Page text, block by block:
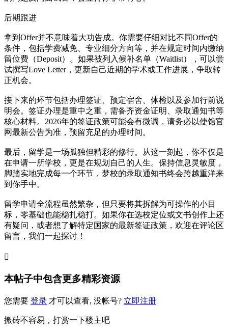
后期跟进
拿到Offer并不意味着大功告成。你需要仔细对比不同Offer的
条件，包括学费减免、专业细分方向等，并在规定时间内缴纳
留位费（Deposit）。如果被列入候补名单（Waitlist），可以尝
试撰写Love Letter，更新自己近期的学术或工作进展，争取转
正机会。
接下来的环节包括办理签证、预定宿舍、体检以及参加行前说
明会。签证办理是重中之重，需备齐资金证明、录取通知书等
核心材料。2026年的签证政策可能会有微调，请务必以使馆官
网最新公告为准，预留充足的办理时间。
最后，留学是一场孤独但精彩的修行。从这一刻起，你不仅是
在申请一所学校，更是在规划自己的人生。保持信息灵敏度，
脚踏实地完成每一个环节，梦校的录取通知书终会跨越重洋来
到你手中。
留学申请全流程虽然繁杂，但只要将其拆解为可操作的小目
标，零基础也能稳扎稳打。如果你在选校定位或文书创作上还
有疑问，或者想了解特定国家的最新签证政策，欢迎在评论区
留言，我们一起探讨！

本帖子中包含更多精彩资源
您需要 登录 才可以查看, 没帐号? 立即注册
搬砖不容易，打赏一下楼主吧